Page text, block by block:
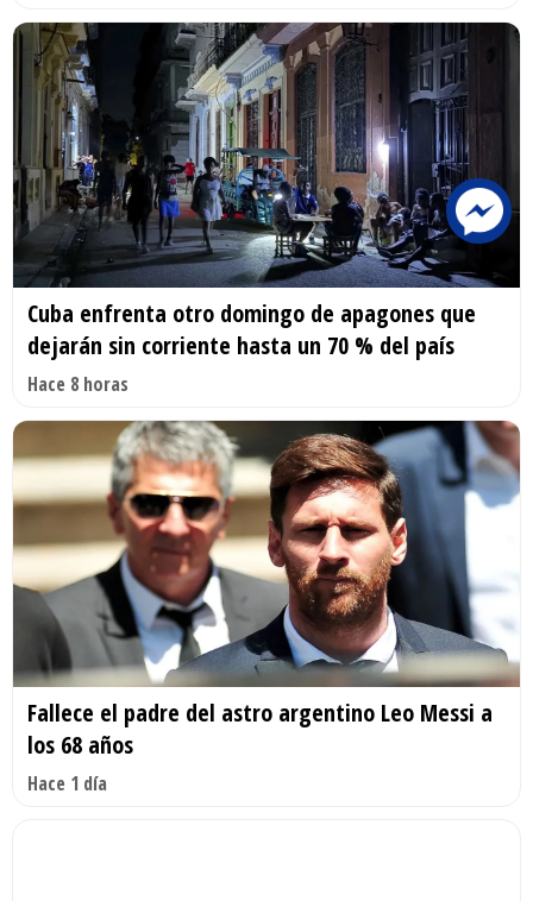
Cuba enfrenta otro domingo de apagones que
dejarán sin corriente hasta un 70 % del país
Hace 8 horas
Fallece el padre del astro argentino Leo Messi a
los 68 años
Hace 1 día